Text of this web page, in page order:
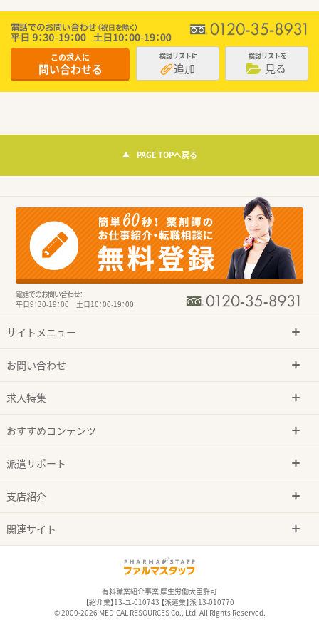
この求人に
問い合わせる
検討リストに
追加
検討リストを
見る
PAGE TOPへ戻る
電話でのお問い合わせ：
平日9：30-19：00 土日10：00-19：00
サイトメニュー
お問い合わせ
求人特集
おすすめコンテンツ
派遣サポート
支店紹介
関連サイト
有料職業紹介事業 厚生労働大臣許可
【紹介業】13-ユ-010743 【派遣業】派 13-010770
© 2000-2026 MEDICAL RESOURCES Co., Ltd. All Rights Reserved.